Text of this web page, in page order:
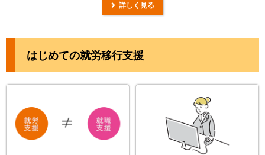
詳しく見る
はじめての就労移行支援